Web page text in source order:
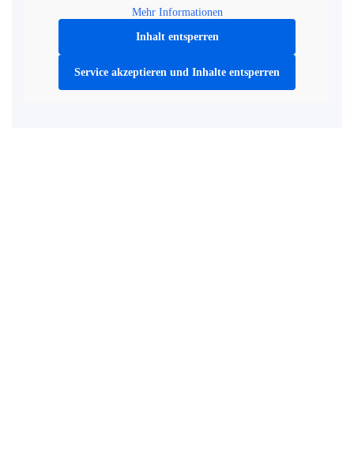
Mehr Informationen
Inhalt entsperren
Service akzeptieren und Inhalte entsperren